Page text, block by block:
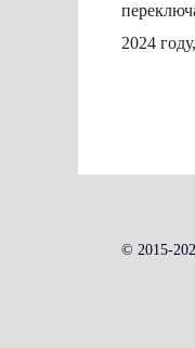
2024
© 2015-